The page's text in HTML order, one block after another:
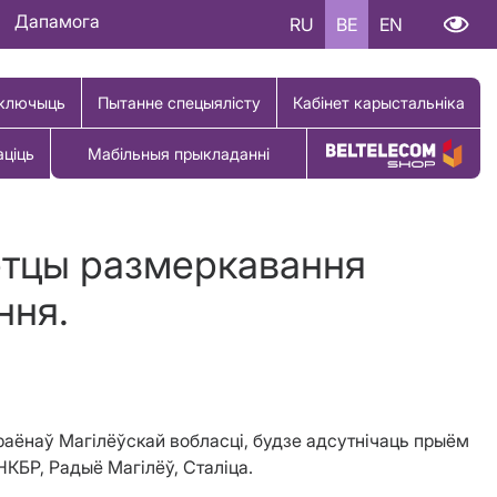
Дапамога RU BE EN
Пытанне спецыялісту Кабінет карыстальніка
Мабільныя прыкладанні Купіць тавар
размеркавання
Магілёўскай вобласці, будзе адсутнічаць прыём
Радыё Магілёў, Сталіца.